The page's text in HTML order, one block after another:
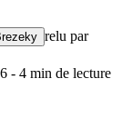
relu par
- 4 min de lecture